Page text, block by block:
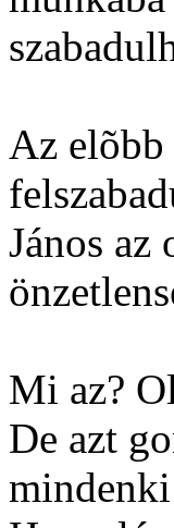
Az elõbb
János
Mi az?
De azt